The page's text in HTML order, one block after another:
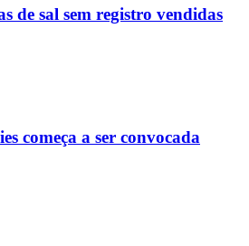
de sal sem registro vendidas
começa a ser convocada